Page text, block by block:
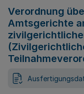
Verordnung
Amtsgerichte